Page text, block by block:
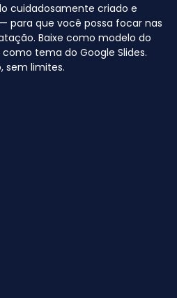
cuidadosamente criado e
para que você possa focar nas
Baixe como modelo do
tema do Google Slides.
sem limites.